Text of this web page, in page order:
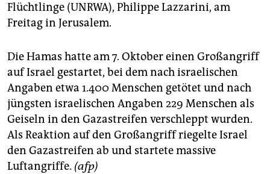
Flüchtlinge (UNRWA), Philippe Lazzarini, am
Freitag in Jerusalem.
Die Hamas hatte am 7. Oktober einen Großangriff
auf Israel gestartet, bei dem nach israelischen
Angaben etwa 1.400 Menschen getötet und nach
jüngsten israelischen Angaben 229 Menschen als
Geiseln in den Gazastreifen verschleppt wurden.
Als Reaktion auf den Großangriff riegelte Israel
den Gazastreifen ab und startete massive
Luftangriffe. (afp)